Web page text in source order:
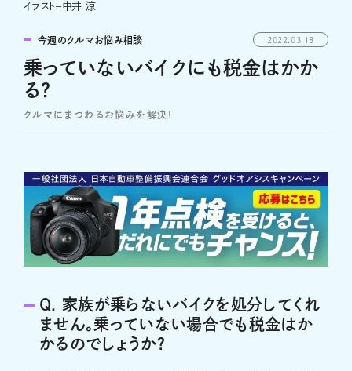
イラスト＝中井 涼
今週のクルマお悩み相談 2022.03.18
乗っていないバイクにも税金はかか
る？
クルマにまつわるお悩みを解決！
Q. 家族が乗らないバイクを処分してくれ
ません。乗っていない場合でも税金はか
かるのでしょうか？